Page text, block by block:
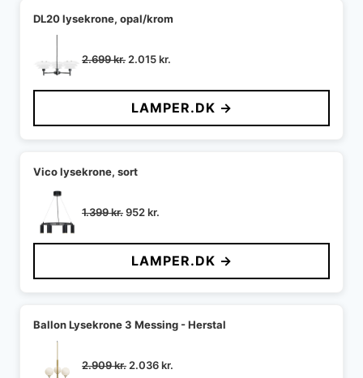
DL20 lysekrone, opal/krom
2.699kr. Den
pris
var:
2.699 kr..
2.015kr.
pris
er:
2.015 kr..
LAMPER.DK →
Vico lysekrone, sort
1.399kr.Den
pris
var:
1.399 kr..
952kr.
pris
er:
952 kr..
LAMPER.DK →
Ballon Lysekrone 3 Messing - Herstal
2.909kr. Den
2.036kr.